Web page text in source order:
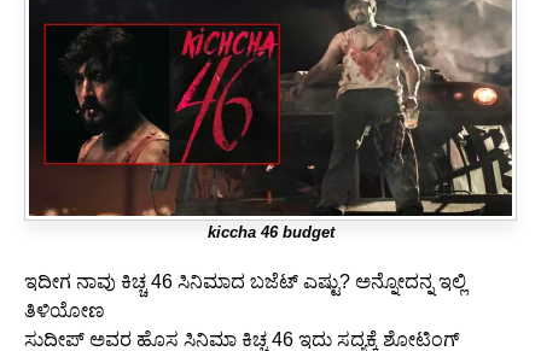
kiccha 46 budget
ಇದೀಗ ನಾವು ಕಿಚ್ಚ 46 ಸಿನಿಮಾದ ಬಜೆಟ್ ಎಷ್ಟು? ಅನ್ನೋದನ್ನ ಇಲ್ಲಿ
ತಿಳಿಯೋಣ
ಸುದೀಪ್ ಅವರ ಹೊಸ ಸಿನಿಮಾ ಕಿಚ್ಚ 46 ಇದು ಸದ್ಯಕ್ಕೆ ಶೋಟಿಂಗ್